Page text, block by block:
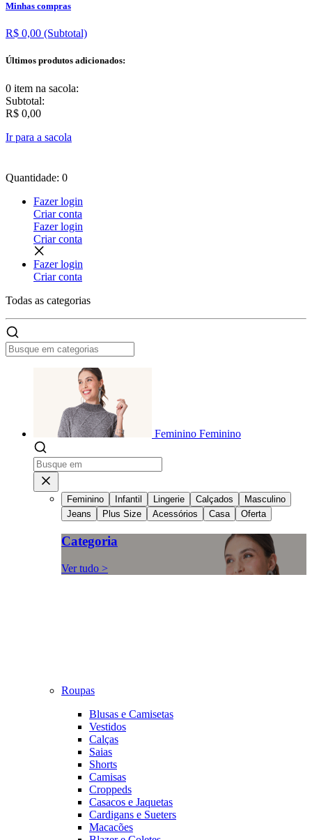
Minhas compras
R$ 0,00 (Subtotal)
Últimos produtos adicionados:
0 item na sacola:
Subtotal:
R$ 0,00
Ir para a sacola
Quantidade: 0
Fazer login
Criar conta
Fazer login
Criar conta
Fazer login
Criar conta
Todas as categorias
Feminino Feminino
Feminino Infantil Lingerie Calçados
Masculino
Jeans
Plus Size Acessórios Casa Oferta
Categoria
Ver tudo >
Roupas
Blusas e Camisetas
Vestidos
Calças
Saias
Shorts
Camisas
Croppeds
Casacos e Jaquetas
Cardigans e Sueters
Macacões